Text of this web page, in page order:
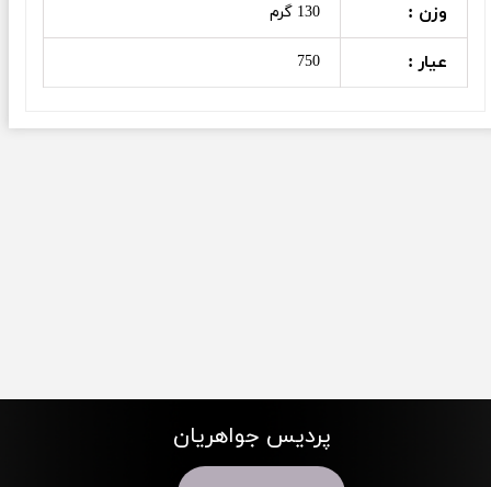
وزن : 130 گرم
عیار : 750
پردیس جواهریان